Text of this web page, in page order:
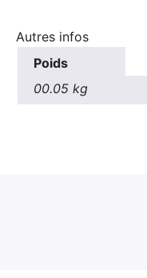
Autres infos
Poids
00.05 kg